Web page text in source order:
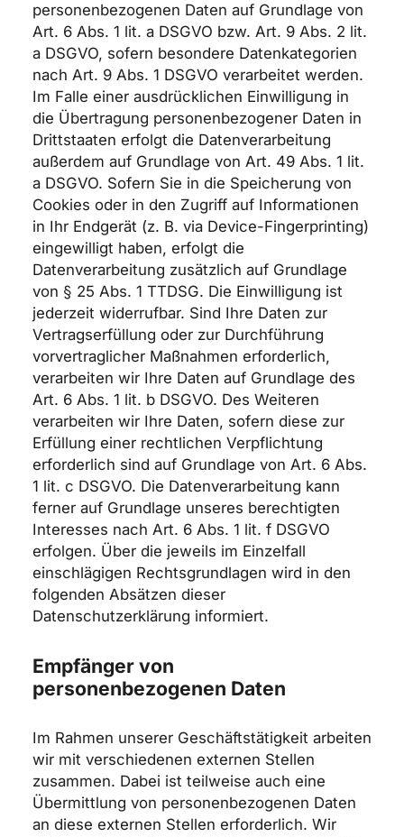
personenbezogenen Daten auf Grundlage von
Art. 6 Abs. 1 lit. a DSGVO bzw. Art. 9 Abs. 2 lit.
a DSGVO, sofern besondere Datenkategorien
nach Art. 9 Abs. 1 DSGVO verarbeitet werden.
Im Falle einer ausdrücklichen Einwilligung in
die Übertragung personenbezogener Daten in
Drittstaaten erfolgt die Datenverarbeitung
außerdem auf Grundlage von Art. 49 Abs. 1 lit.
a DSGVO. Sofern Sie in die Speicherung von
Cookies oder in den Zugriff auf Informationen
in Ihr Endgerät (z. B. via Device-Fingerprinting)
eingewilligt haben, erfolgt die
Datenverarbeitung zusätzlich auf Grundlage
von § 25 Abs. 1 TTDSG. Die Einwilligung ist
jederzeit widerrufbar. Sind Ihre Daten zur
Vertragserfüllung oder zur Durchführung
vorvertraglicher Maßnahmen erforderlich,
verarbeiten wir Ihre Daten auf Grundlage des
Art. 6 Abs. 1 lit. b DSGVO. Des Weiteren
verarbeiten wir Ihre Daten, sofern diese zur
Erfüllung einer rechtlichen Verpflichtung
erforderlich sind auf Grundlage von Art. 6 Abs.
1 lit. c DSGVO. Die Datenverarbeitung kann
ferner auf Grundlage unseres berechtigten
Interesses nach Art. 6 Abs. 1 lit. f DSGVO
erfolgen. Über die jeweils im Einzelfall
einschlägigen Rechtsgrundlagen wird in den
folgenden Absätzen dieser
Datenschutzerklärung informiert.
Empfänger von
personenbezogenen Daten
Im Rahmen unserer Geschäftstätigkeit arbeiten
wir mit verschiedenen externen Stellen
zusammen. Dabei ist teilweise auch eine
Übermittlung von personenbezogenen Daten
an diese externen Stellen erforderlich. Wir